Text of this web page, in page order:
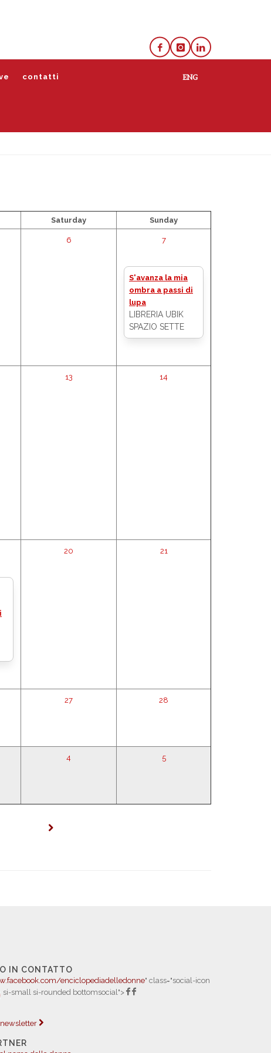
contatti
Saturday Sunday
6 7
S'avanza la mia
ombra a passi di
lupa
LIBRERIA UBIK
SPAZIO SETTE
13 14
20 21
27 28
4 5
IN CONTATTO
enciclopediadelledonne" class="social-icon
si-small si-rounded bottomsocial">